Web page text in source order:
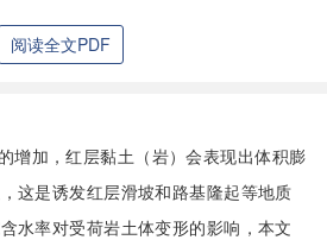
阅读全文PDF
增加，红层黏土（岩）会表现出体积膨
这是诱发红层滑坡和路基隆起等地质
水率对受荷岩土体变形的影响，本文